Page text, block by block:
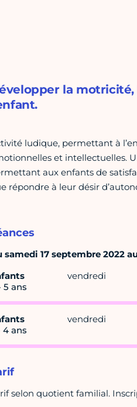
la
ludique, permettant à
et intellectuelles.
aux enfants de
répondre à leur désir
samedi 17 septembre 2022
5 ans
vendredi
4 ans
vendredi
selon quotient familial.